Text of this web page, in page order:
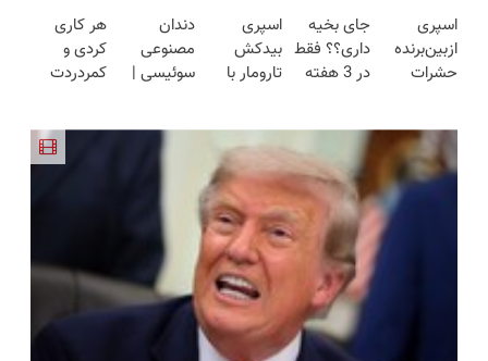
ساخت!!!
(جدید)
انواع
عنکبوت
هفته!!😍
ساخت!!!
اسپری
ازبین‌برنده
حشرات
مقابله با
انواع ساس
جای بخیه
داری؟؟ فقط
در 3 هفته
اسپری
بیدکش
تارومار با
لباس در
مقابل بید
دندان
مصنوعی
سوئیسی |
طبیعی!
اقساطی😍
هر کاری
کردی و
کمردردت
پرسشنامه و
دریافت راه